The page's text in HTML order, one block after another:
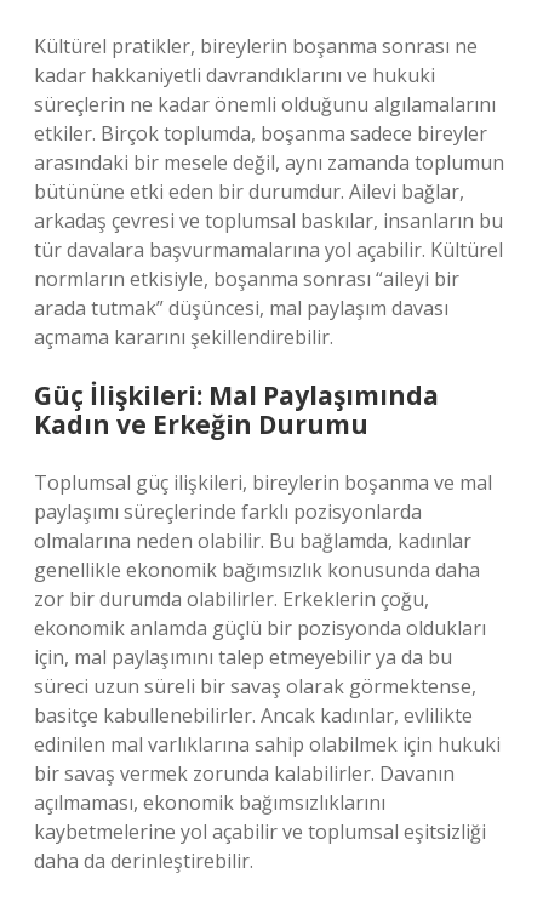
Kültürel pratikler, bireylerin boşanma sonrası ne
kadar hakkaniyetli davrandıklarını ve hukuki
süreçlerin ne kadar önemli olduğunu algılamalarını
etkiler. Birçok toplumda, boşanma sadece bireyler
arasındaki bir mesele değil, aynı zamanda toplumun
bütününe etki eden bir durumdur. Ailevi bağlar,
arkadaş çevresi ve toplumsal baskılar, insanların bu
tür davalara başvurmamalarına yol açabilir. Kültürel
normların etkisiyle, boşanma sonrası “aileyi bir
arada tutmak” düşüncesi, mal paylaşım davası
açmama kararını şekillendirebilir.
Güç İlişkileri: Mal Paylaşımında
Kadın ve Erkeğin Durumu
Toplumsal güç ilişkileri, bireylerin boşanma ve mal
paylaşımı süreçlerinde farklı pozisyonlarda
olmalarına neden olabilir. Bu bağlamda, kadınlar
genellikle ekonomik bağımsızlık konusunda daha
zor bir durumda olabilirler. Erkeklerin çoğu,
ekonomik anlamda güçlü bir pozisyonda oldukları
için, mal paylaşımını talep etmeyebilir ya da bu
süreci uzun süreli bir savaş olarak görmektense,
basitçe kabullenebilirler. Ancak kadınlar, evlilikte
edinilen mal varlıklarına sahip olabilmek için hukuki
bir savaş vermek zorunda kalabilirler. Davanın
açılmaması, ekonomik bağımsızlıklarını
kaybetmelerine yol açabilir ve toplumsal eşitsizliği
daha da derinleştirebilir.